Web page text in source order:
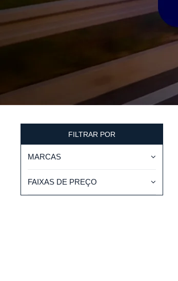
FILTRAR POR
MARCAS
FAIXAS DE PREÇO